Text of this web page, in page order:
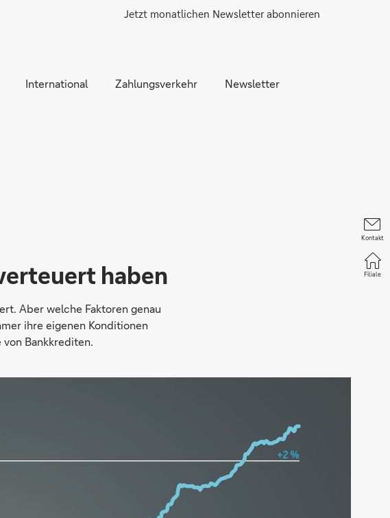
Jetzt monatlichen Newsletter abonnieren
International Zahlungsverkehr Newsletter
Kontakt
Filiale
haben
Aber welche Faktoren genau
ihre eigenen Konditionen
Bankkrediten.